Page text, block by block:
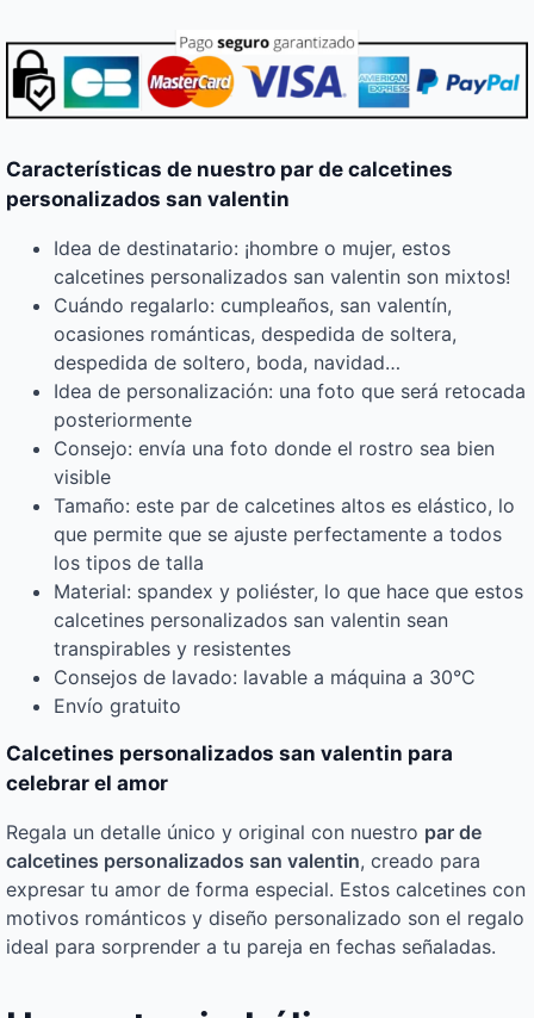
Características de nuestro par de calcetines
personalizados san valentin
Idea de destinatario: ¡hombre o mujer, estos
calcetines personalizados san valentin son mixtos!
Cuándo regalarlo: cumpleaños, san valentín,
ocasiones románticas, despedida de soltera,
despedida de soltero, boda, navidad…
Idea de personalización: una foto que será retocada
posteriormente
Consejo: envía una foto donde el rostro sea bien
visible
Tamaño: este par de calcetines altos es elástico, lo
que permite que se ajuste perfectamente a todos
los tipos de talla
Material: spandex y poliéster, lo que hace que estos
calcetines personalizados san valentin sean
transpirables y resistentes
Consejos de lavado: lavable a máquina a 30°C
Envío gratuito
Calcetines personalizados san valentin para
celebrar el amor
Regala un detalle único y original con nuestro par de
calcetines personalizados san valentin, creado para
expresar tu amor de forma especial. Estos calcetines con
motivos románticos y diseño personalizado son el regalo
ideal para sorprender a tu pareja en fechas señaladas.